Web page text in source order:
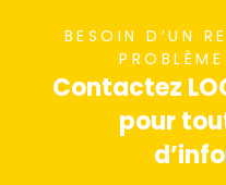
BESOIN D’UN
Contactez
pour